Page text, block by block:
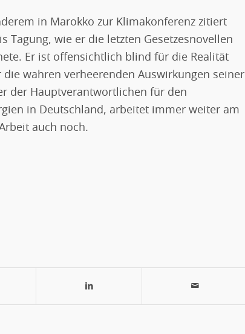
in Marokko zur Klimakonferenz zitiert
Tagung, wie er die letzten Gesetzesnovellen
Er ist offensichtlich blind für die Realität
wahren verheerenden Auswirkungen seiner
der Hauptverantwortlichen für den
in Deutschland, arbeitet immer weiter am
auch noch.